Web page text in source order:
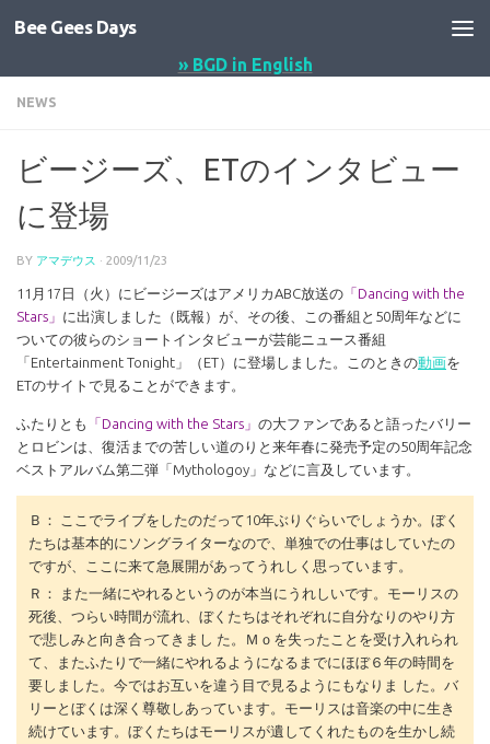
コンテンツへスキップ
Bee Gees Days
» BGD in English
NEWS
ビージーズ、ETのインタビュー
に登場
BY アマデウス · 2009/11/23
11月17日（火）にビージーズはアメリカABC放送の 「Dancing with the
Stars」 に出演しました（既報）が、その後、この番組と50周年などに
ついての彼らのショートインタビューが芸能ニュース番組
「Entertainment Tonight」（ET）に登場しました。このときの動画を
ETのサイトで見ることができます。
ふたりとも 「Dancing with the Stars」 の大ファンであると語ったバリー
とロビンは、復活までの苦しい道のりと来年春に発売予定の50周年記念
ベストアルバム第二弾「Mythologoy」などに言及しています。
Ｂ： ここでライブをしたのだって10年ぶりぐらいでしょうか。ぼく
たちは基本的にソングライターなので、単独での仕事はしていたの
ですが、ここに来て急展開があってうれしく思っています。
Ｒ： また一緒にやれるというのが本当にうれしいです。モーリスの
死後、つらい時間が流れ、ぼくたちはそれぞれに自分なりのやり方
で悲しみと向き合ってきまし た。Ｍｏを失ったことを受け入れられ
て、またふたりで一緒にやれるようになるまでにほぼ６年の時間を
要しました。今ではお互いを違う目で見るようにもなりま した。バ
リーとぼくは深く尊敬しあっています。モーリスは音楽の中に生き
続けています。ぼくたちはモーリスが遺してくれたものを生かし続